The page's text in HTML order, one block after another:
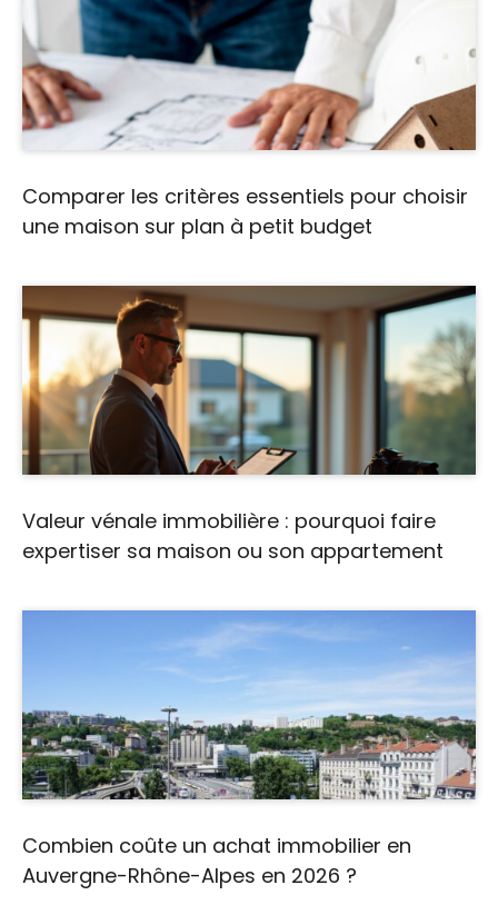
Comparer les critères essentiels pour choisir
une maison sur plan à petit budget
Valeur vénale immobilière : pourquoi faire
expertiser sa maison ou son appartement
Combien coûte un achat immobilier en
Auvergne-Rhône-Alpes en 2026 ?